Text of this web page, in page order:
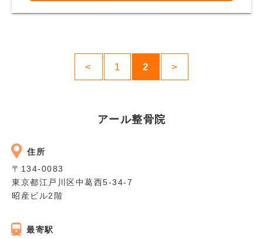
< 1 2 >
アール整骨院
住所
〒134-0083
東京都江戸川区中葛西5-34-7
昭産ビル2階
最寄駅